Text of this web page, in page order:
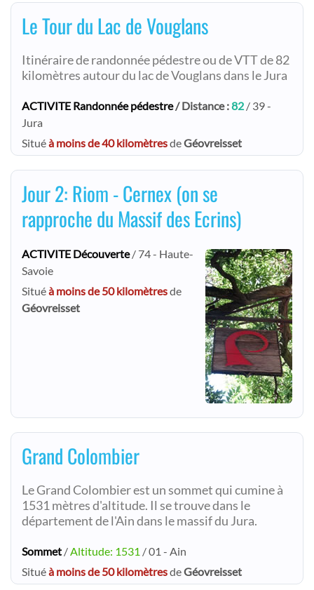
Le Tour du Lac de Vouglans
Itinéraire de randonnée pédestre ou de VTT de 82
kilomètres autour du lac de Vouglans dans le Jura
ACTIVITE Randonnée pédestre/ Distance :82 / 39 -
Jura
Situéà moins de 40 kilomètresdeGéovreisset
Jour 2: Riom - Cernex (on se
rapproche du Massif des Ecrins)
ACTIVITE Découverte/ 74 - Haute-
Savoie
Situéà moins de 50 kilomètresde
Géovreisset
Grand Colombier
Le Grand Colombier est un sommet qui cumine à
1531 mètres d'altitude. Il se trouve dans le
département de l'Ain dans le massif du Jura.
Sommet /Altitude: 1531 / 01 - Ain
Situéà moins de 50 kilomètresdeGéovreisset